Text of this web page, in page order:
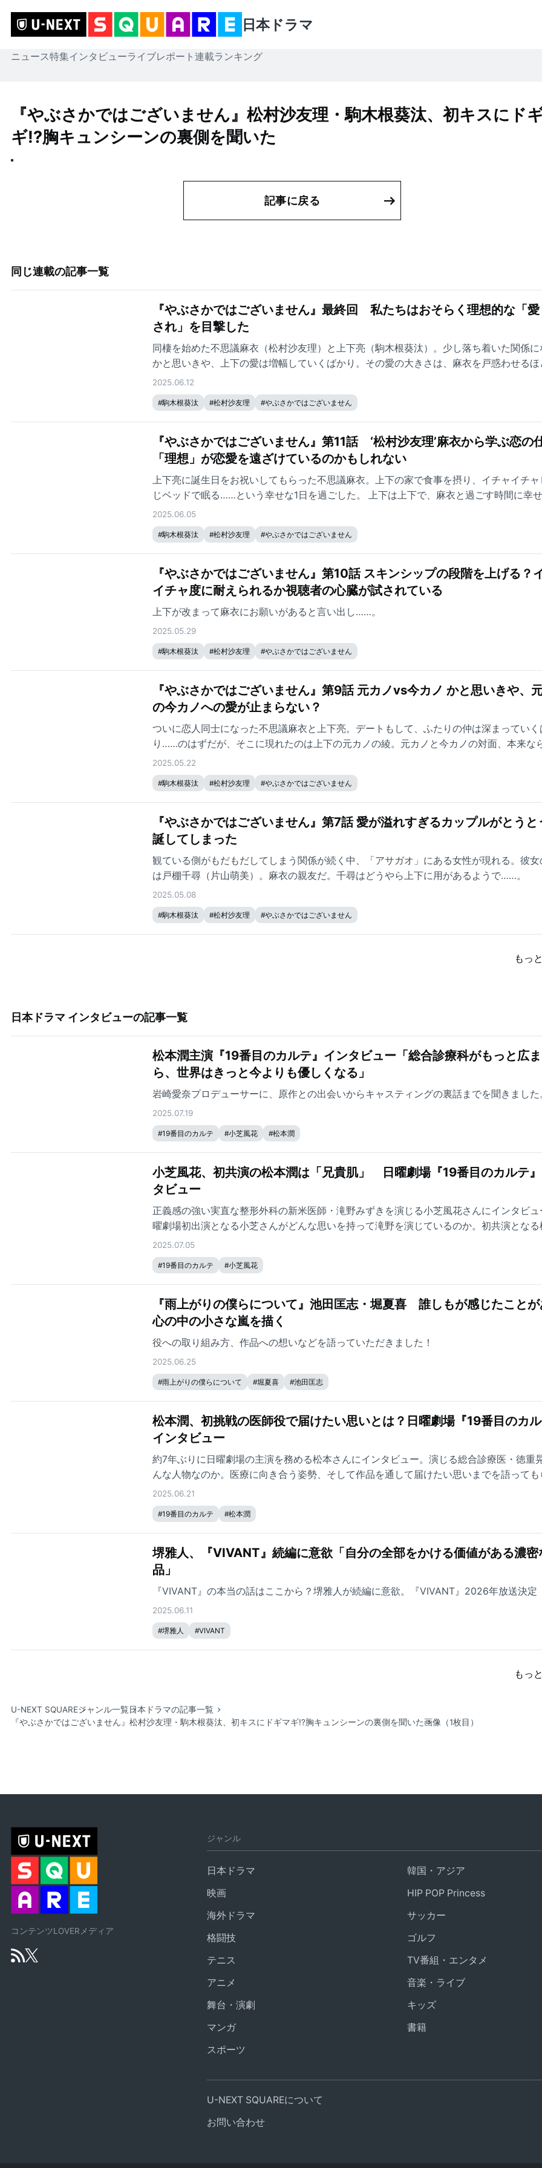
日本ドラマ
ニュース特集インタビューライブレポート 連載ランキング
『やぶさかではございません』松村沙友理・駒木根葵汰、初キスにド
ギ!?胸キュンシーンの裏側を聞いた
記事に戻る
同じ連載の記事一覧
『やぶさかではございません』最終回 私たちはおそらく理想的な「
され」を目撃した
同棲を始めた不思議麻衣（松村沙友理）と上下亮（駒木根葵汰）。少し落ち着いた関係
かと思いきや、上下の愛は増幅していくばかり。その愛の大きさは、麻衣を戸惑わせるほ
しかし、同棲をスタートさせて間もなく、上下は風邪をひいてしまい……。
2025.06.12
#駒木根葵汰 #松村沙友理 #やぶさかではございません
『やぶさかではございません』第11話 ‘松村沙友理’麻衣から学ぶ恋の
「理想」が恋愛を遠ざけているのかもしれない
上下亮に誕生日をお祝いしてもらった不思議麻衣。上下の家で食事を摂り、イチャイチャ
じベッドで眠る……という幸せな1日を過ごした。 上下は上下で、麻衣と過ごす時間に幸
ていた。こんな幸せな時間を毎日過ごしたい……そこで上下は麻衣に同棲を提案する。
2025.06.05
#駒木根葵汰 #松村沙友理 #やぶさかではございません
『やぶさかではございません』第10話 スキンシップの段階を上げる？
イチャ度に耐えられるか視聴者の心臓が試されている
上下が改まって麻衣にお願いがあると言い出し……。
2025.05.29
#駒木根葵汰 #松村沙友理 #やぶさかではございません
『やぶさかではございません』第9話 元カノvs今カノ かと思いきや、
の今カノへの愛が止まらない？
ついに恋人同士になった不思議麻衣と上下亮。デートもして、ふたりの仲は深まっていく
り……のはずだが、そこに現れたのは上下の元カノの綾。元カノと今カノの対面、本来な
羅場の予感だが……。
2025.05.22
#駒木根葵汰 #松村沙友理 #やぶさかではございません
『やぶさかではございません』第7話 愛が溢れすぎるカップルがとうと
誕してしまった
観ている側がもだもだしてしまう関係が続く中、「アサガオ」にある女性が現れる。彼女
は戸棚千尋（片山萌美）。麻衣の親友だ。千尋はどうやら上下に用があるようで……。
2025.05.08
#駒木根葵汰 #松村沙友理 #やぶさかではございません
もっ
日本ドラマ インタビューの記事一覧
松本潤主演『19番目のカルテ』インタビュー「総合診療科がもっと広
ら、世界はきっと今よりも優しくなる」
岩崎愛奈プロデューサーに、原作との出会いからキャスティングの裏話までを聞きました
2025.07.19
#19番目のカルテ #小芝風花 #松本潤
小芝風花、初共演の松本潤は「兄貴肌」 日曜劇場『19番目のカルテ
タビュー
正義感の強い実直な整形外科の新米医師・滝野みずきを演じる小芝風花さんにインタビュ
曜劇場初出演となる小芝さんがどんな思いを持って滝野を演じているのか。初共演となる
んの印象などを語ってもらいました。
2025.07.05
#19番目のカルテ #小芝風花
『雨上がりの僕らについて』池田匡志・堀夏喜 誰しもが感じたことが
心の中の小さな嵐を描く
役への取り組み方、作品への想いなどを語っていただきました！
2025.06.25
#雨上がりの僕らについて #堀夏喜 #池田匡志
松本潤、初挑戦の医師役で届けたい思いとは？日曜劇場『19番目のカル
インタビュー
約7年ぶりに日曜劇場の主演を務める松本さんにインタビュー。演じる総合診療医・徳重
んな人物なのか。医療に向き合う姿勢、そして作品を通して届けたい思いまでを語っても
した。
2025.06.21
#19番目のカルテ #松本潤
堺雅人、『VIVANT』続編に意欲「自分の全部をかける価値がある濃密
品」
『VIVANT』の本当の話はここから？堺雅人が続編に意欲。『VIVANT』2026年放送決定
2025.06.11
#堺雅人 #VIVANT
もっ
U-NEXT SQUAREジャンル一覧日本ドラマの記事一覧
『やぶさかではございません』松村沙友理・駒木根葵汰、初キスにドギマギ!?胸キュンシーンの裏側を聞いた画像（1枚目）
コンテンツLOVERメディア
ジャンル
日本ドラマ
韓国・アジア
映画
HIP POP Princess
海外ドラマ
サッカー
格闘技
ゴルフ
テニス
TV番組・エンタメ
アニメ
音楽・ライブ
舞台・演劇
キッズ
マンガ
書籍
スポーツ
U-NEXT SQUAREについて
お問い合わせ